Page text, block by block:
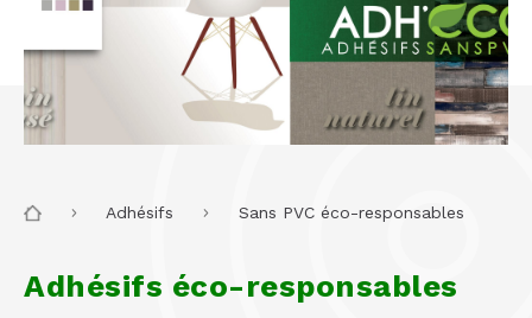
Adhésifs Sans PVC éco-responsables
Adhésifs éco-responsables